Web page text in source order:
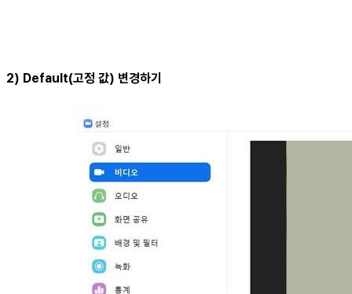
2) Default(고정 값) 변경하기